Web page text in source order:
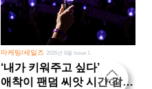
마케팅/세일즈 2026년 8월 Issue 1
‘내가 키워주고 싶다’
애착이 팬덤 씨앗 시간·감정